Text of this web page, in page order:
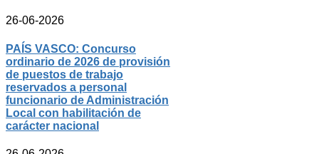
26-06-2026
PAÍS VASCO: Concurso
ordinario de 2026 de provisión
de puestos de trabajo
reservados a personal
funcionario de Administración
Local con habilitación de
carácter nacional